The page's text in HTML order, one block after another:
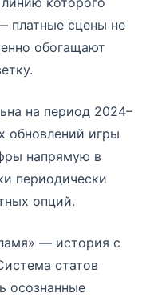
платные сцены не
обогащают
на период 2024–
обновлений игры
напрямую в
периодически
опций.
— история с
статов
осознанные